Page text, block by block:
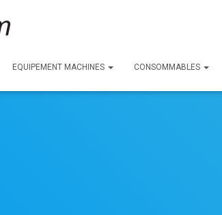
EQUIPEMENT MACHINES CONSOMMABLES